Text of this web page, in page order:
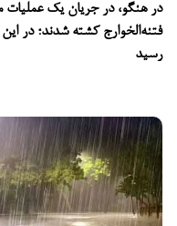
فتنه‌الخوارج کشته شدند؛ در
رسید